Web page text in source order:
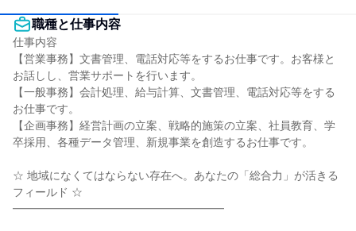
職種と仕事内容
仕事内容
【営業事務】文書管理、電話対応等をするお仕事です。お客様と
お話しし、営業サポートを行います。
【一般事務】会計処理、給与計算、文書管理、電話対応等をする
お仕事です。
【企画事務】経営計画の立案、戦略的施策の立案、社員教育、学
卒採用、各種データ管理、新規事業を創造するお仕事です。
☆ 地域になくてはならない存在へ。あなたの「総合力」が活きる
フィールド ☆
━━━━━━━━━━━━━━━━━━━